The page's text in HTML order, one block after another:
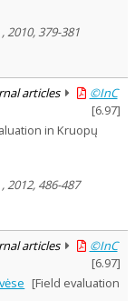
379-381
articles
©InC
[6.97]
in Kruopų
486-487
articles
©InC
[6.97]
[Field evaluation